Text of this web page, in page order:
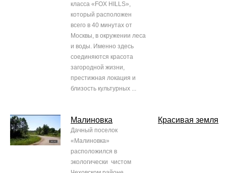
класса «FOX HILLS»,
который расположен
всего в 40 минутах от
Москвы, в окружении леса
и воды. Именно здесь
соединяются красота
загородной жизни,
престижная локация и
близость культурных ...
Малиновка
Дачный поселок
«Малиновка»
расположился в
экологически чистом
Красивая земля